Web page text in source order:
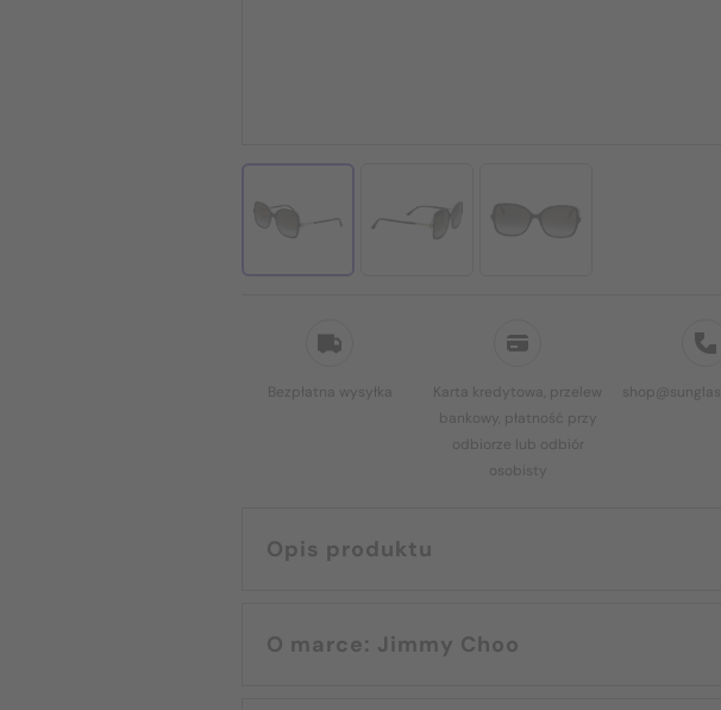
Bezpłatna wysyłka
Karta kredytowa, przelew
bankowy, płatność przy
odbiorze lub odbiór
osobisty
Opis produktu
O marce: Jimmy Choo